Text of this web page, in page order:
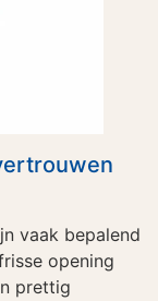
vaak bepalend
opening
prettig